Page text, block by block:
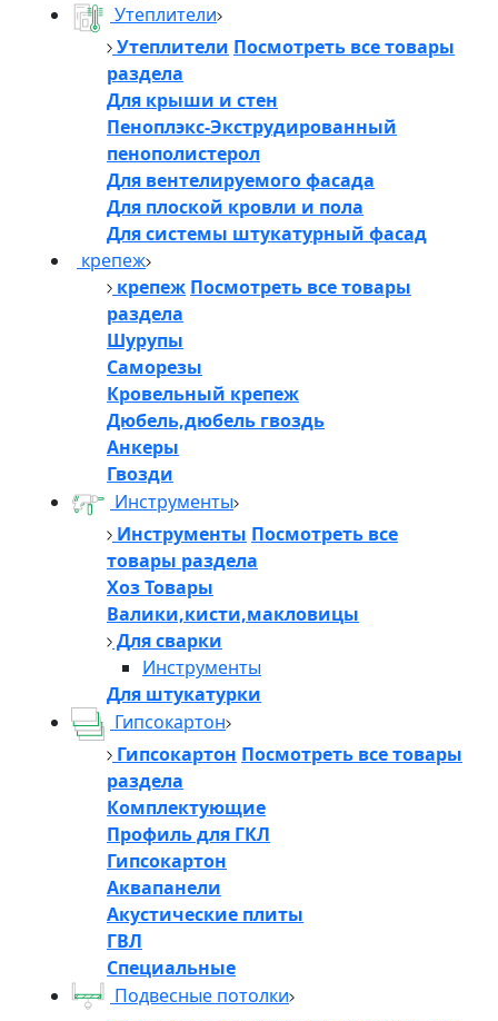
Утеплители
Утеплители Посмотреть все товары
раздела
Для крыши и стен
Пеноплэкс-Экструдированный
пенополистерол
Для вентелируемого фасада
Для плоской кровли и пола
Для системы штукатурный фасад
крепеж
крепеж Посмотреть все товары
раздела
Шурупы
Саморезы
Кровельный крепеж
Дюбель,дюбель гвоздь
Анкеры
Гвозди
Инструменты
Инструменты Посмотреть все
товары раздела
Хоз Товары
Валики,кисти,макловицы
Для сварки
Инструменты
Для штукатурки
Гипсокартон
Гипсокартон Посмотреть все товары
раздела
Комплектующие
Профиль для ГКЛ
Гипсокартон
Аквапанели
Акустические плиты
ГВЛ
Специальные
Подвесные потолки